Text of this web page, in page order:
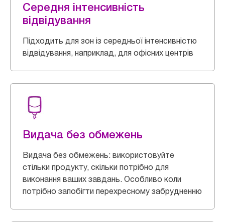
Середня інтенсивність
відвідування
Підходить для зон із середньої інтенсивністю
відвідування, наприклад, для офісних центрів
Видача без обмежень
Видача без обмежень: використовуйте
стільки продукту, скільки потрібно для
виконання ваших завдань. Особливо коли
потрібно запобігти перехресному забрудненню